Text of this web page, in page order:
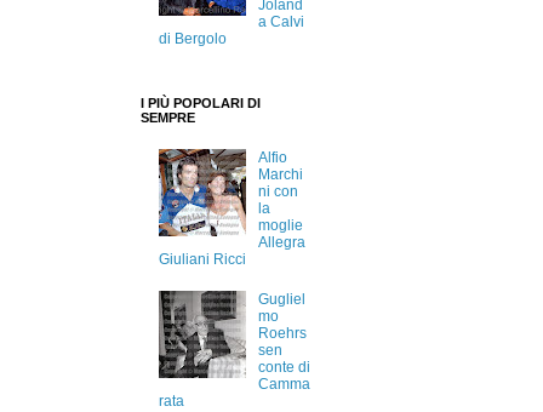
Joland
a Calvi
di Bergolo
I PIÙ POPOLARI DI
SEMPRE
Alfio
Marchi
ni con
la
moglie
Allegra
Giuliani Ricci
Gugliel
mo
Roehrs
sen
conte di
Camma
rata